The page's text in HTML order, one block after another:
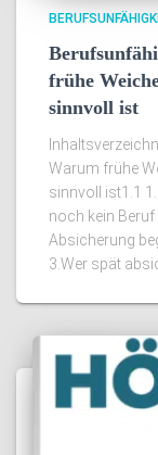
frühe
sinnvoll ist
Warum frühe
sinnvoll ist1.1
noch kein Beruf
Absicherung
3.Wer spät